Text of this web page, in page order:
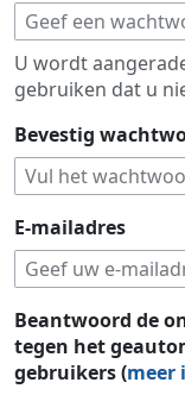
U wordt
gebruiken dat u
Bevestig
E-mailadres
Beantwoord de
tegen het
gebruikers (meer